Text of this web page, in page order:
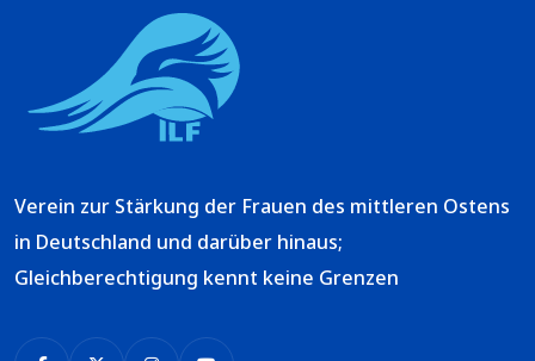
Verein zur Stärkung der Frauen des mittleren Ostens
in Deutschland und darüber hinaus;
Gleichberechtigung kennt keine Grenzen